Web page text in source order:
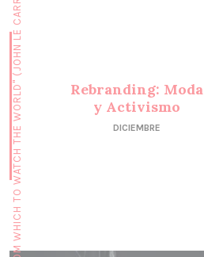
Rebranding: Moda
y Activismo
DICIEMBRE